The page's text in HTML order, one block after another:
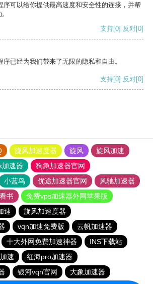
序可以给你提供最高速度和安全性的连接，并帮
支持[0] 反对[0]
已经为我们带来了无限的隐私和自由。
支持[0] 反对[0]
旋风加速度器 旋风
旋风加速
加速器
狗急加速器官网
小蓝鸟 优途加速器官网
风驰加速器
书
免费vps加速器外网苹果版
速
旋风加速度器
vqn加速免费版
云帆加速器
十大外网免费加速神器
INS下载站
速
红海pro加速器
银河vqn官网
大象加速器